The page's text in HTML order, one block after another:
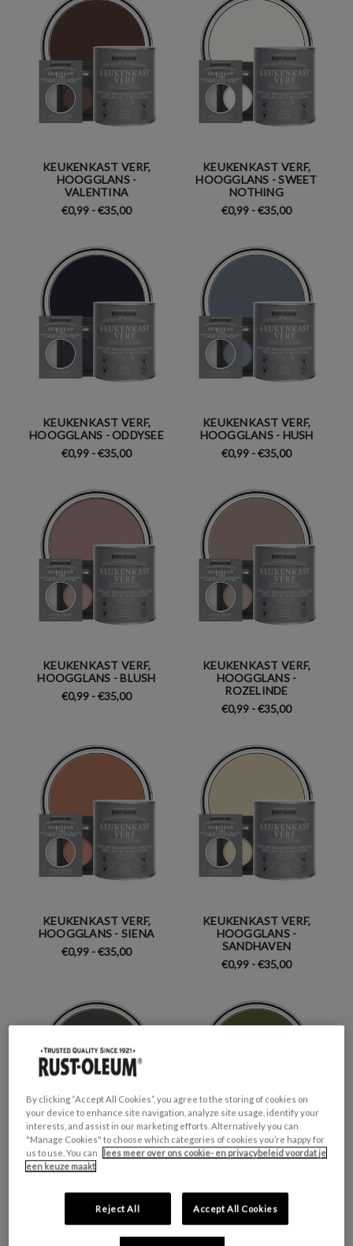
KEUKENKAST VERF,
HOOGGLANS -
VALENTINA
€0,99 - €35,00
KEUKENKAST VERF,
HOOGGLANS - SWEET
NOTHING
€0,99 - €35,00
KEUKENKAST VERF,
HOOGGLANS - ODDYSEE
€0,99 - €35,00
KEUKENKAST VERF,
HOOGGLANS - HUSH
€0,99 - €35,00
KEUKENKAST VERF,
HOOGGLANS - BLUSH
€0,99 - €35,00
KEUKENKAST VERF,
HOOGGLANS -
ROZELINDE
€0,99 - €35,00
KEUKENKAST VERF,
HOOGGLANS - SIENA
€0,99 - €35,00
KEUKENKAST VERF,
HOOGGLANS -
SANDHAVEN
€0,99 - €35,00
KEUKENKAST VERF,
€0,99 - €35,00
€0,99 - €35,00
By clicking “Accept All Cookies”, you agree to the storing of cookies on
your device to enhance site navigation, analyze site usage, identify your
interests, and assist in our marketing efforts. Alternatively you can
"Manage Cookies" to choose which categories of cookies you’re happy for
us to use. You can
lees meer over ons cookie- en privacybeleid voordat je
een keuze maakt
Reject All Accept All Cookies